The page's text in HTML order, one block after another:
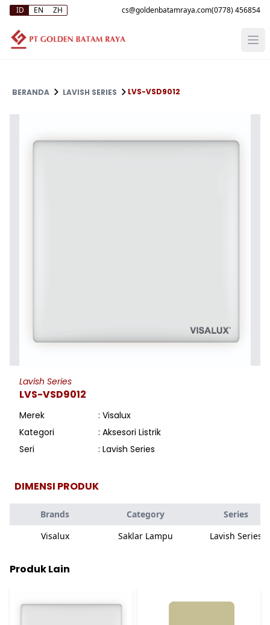
ID EN ZH (0778) 456854
BERANDA LAVISH SERIES LVS-VSD9012
Lavish Series
LVS-VSD9012
Merek
: Visalux
Kategori
: Aksesori Listrik
Seri
: Lavish Series
DIMENSI PRODUK
Brands Category
Series
Visalux
Saklar Lampu Lavish Series
Produk Lain